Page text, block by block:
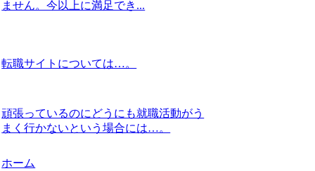
ません。今以上に満足でき...
転職サイトについては…。
頑張っているのにどうにも就職活動がう
まく行かないという場合には…。
ホーム